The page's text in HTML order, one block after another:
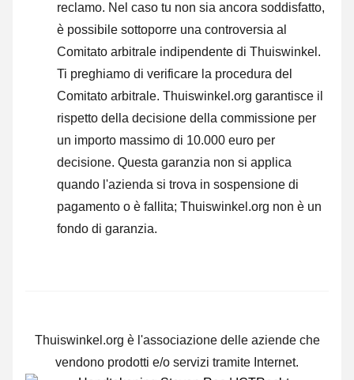
reclamo. Nel caso tu non sia ancora soddisfatto,
è possibile sottoporre una controversia al
Comitato arbitrale indipendente di Thuiswinkel.
Ti preghiamo di verificare la procedura del
Comitato arbitrale. Thuiswinkel.org garantisce il
rispetto della decisione della commissione per
un importo massimo di 10.000 euro per
decisione. Questa garanzia non si applica
quando l'azienda si trova in sospensione di
pagamento o è fallita; Thuiswinkel.org non è un
fondo di garanzia.
Thuiswinkel.org è l'associazione delle aziende che
vendono prodotti e/o servizi tramite Internet.